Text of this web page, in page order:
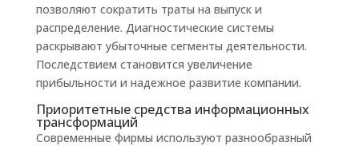
позволяют сократить траты на выпуск и
распределение. Диагностические системы
раскрывают убыточные сегменты деятельности.
Последствием становится увеличение
прибыльности и надежное развитие компании.
Приоритетные средства информационных
трансформаций
Современные фирмы используют разнообразный